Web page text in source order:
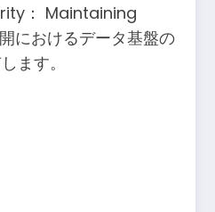
： Maintaining
におけるデータ基盤の
ます。